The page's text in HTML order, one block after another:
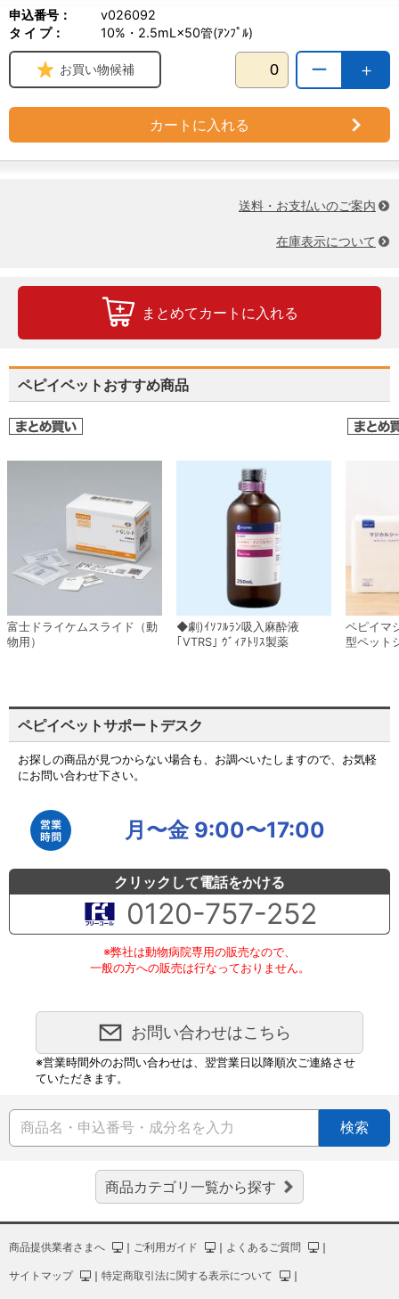
申込番号：
v026092
タ イ プ：
10%・2.5mL×50管(ｱﾝﾌﾟﾙ)
＋
ー
お買い物候補
カートに入れる
送料・お支払いのご案内
在庫表示について
まとめてカートに入れる
ペピイベットおすすめ商品
富士ドライケムスライド（動
物用）
◆劇)ｲｿﾌﾙﾗﾝ吸入麻酔液
｢VTRS｣ ｳﾞｨｱﾄﾘｽ製薬
ペピイマ
型ペット
ペピイベットサポートデスク
お探しの商品が見つからない場合も、お調べいたしますので、お気軽
にお問い合わせ下さい。
月〜金 9:00〜17:00
クリックして電話をかける
0120-757-252
※弊社は動物病院専用の販売なので、
一般の方への販売は行なっておりません。
お問い合わせはこちら
※営業時間外のお問い合わせは、翌営業日以降順次ご連絡させ
ていただきます。
検索
商品カテゴリ一覧から探す
商品提供業者さまへ ｜ ご利用ガイド ｜ よくあるご質問 ｜
サイトマップ ｜ 特定商取引法に関する表示について ｜